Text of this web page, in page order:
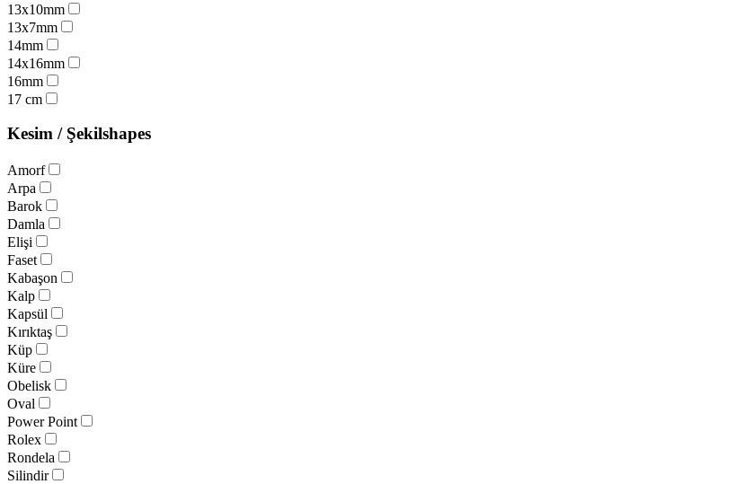
13x10mm
13x7mm
14mm
14x16mm
16mm
17 cm
Kesim / Şekilshapes
Amorf
Arpa
Barok
Damla
Elişi
Faset
Kabaşon
Kalp
Kapsül
Kırıktaş
Küp
Küre
Obelisk
Oval
Power Point
Rolex
Rondela
Silindir